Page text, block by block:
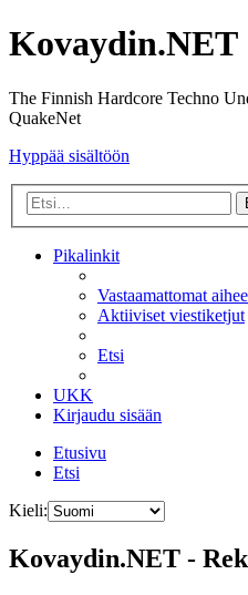
Kovaydin.NET
The Finnish Hardcore Techno
QuakeNet
Hyppää sisältöön
Pikalinkit
Vastaamattomat
Aktiiviset viestiketjut
Etsi
UKK
Kirjaudu sisään
Etusivu
Etsi
Kieli:
Kovaydin.NET -